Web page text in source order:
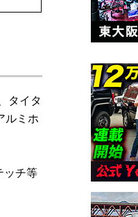
タイタ
ルミホ
ッチ等